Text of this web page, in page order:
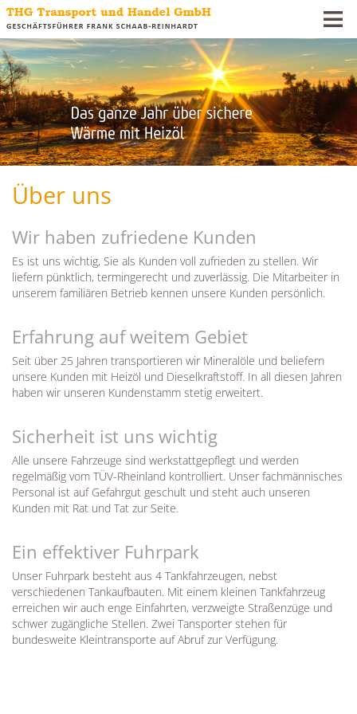
Über uns
Wir haben zufriedene Kunden
Es ist uns wichtig, Sie als Kunden voll zufrieden zu stellen. Wir
liefern pünktlich, termingerecht und zuverlässig. Die Mitarbeiter in
unserem familiären Betrieb kennen unsere Kunden persönlich.
Erfahrung auf weitem Gebiet
Seit über 25 Jahren transportieren wir Mineralöle und beliefern
unsere Kunden mit Heizöl und Dieselkraftstoff. In all diesen Jahren
haben wir unseren Kundenstamm stetig erweitert.
Sicherheit ist uns wichtig
Alle unsere Fahrzeuge sind werkstattgepflegt und werden
regelmäßig vom TÜV-Rheinland kontrolliert. Unser fachmännisches
Personal ist auf Gefahrgut geschult und steht auch unseren
Kunden mit Rat und Tat zur Seite.
Ein effektiver Fuhrpark
Unser Fuhrpark besteht aus 4 Tankfahrzeugen, nebst
verschiedenen Tankaufbauten. Mit einem kleinen Tankfahrzeug
erreichen wir auch enge Einfahrten, verzweigte Straßenzüge und
schwer zugängliche Stellen. Zwei Tansporter stehen für
bundesweite Kleintransporte auf Abruf zur Verfügung.